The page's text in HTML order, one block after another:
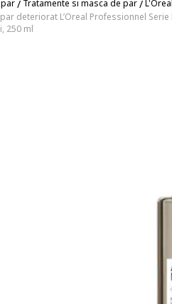
/ Tratamente si masca de par/
deteriorat L’Oreal Professionnel
250 ml